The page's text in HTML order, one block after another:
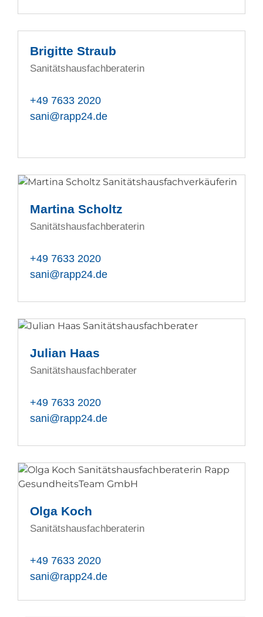
Brigitte Straub
Sanitätshausfachberaterin
+49 7633 2020
sani@rapp24.de
Martina Scholtz
Sanitätshausfachberaterin
+49 7633 2020
sani@rapp24.de
Julian Haas
Sanitätshausfachberater
+49 7633 2020
sani@rapp24.de
Olga Koch
Sanitätshausfachberaterin
+49 7633 2020
sani@rapp24.de